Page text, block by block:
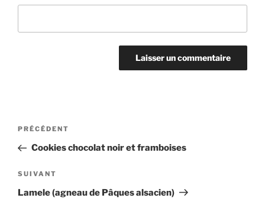
Navigation
l’article
Article
précédent
PRÉCÉDENT
Cookies chocolat noir et framboises
Article
suivant
SUIVANT
Lamele (agneau de Pâques alsacien)